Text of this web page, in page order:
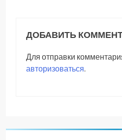
ДОБАВИТЬ
Для отправки
авторизоваться.